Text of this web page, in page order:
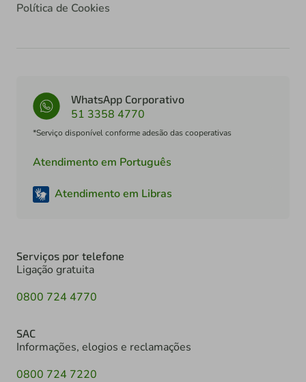
Política de Cookies
WhatsApp Corporativo
51 3358 4770
*Serviço disponível conforme adesão das cooperativas
Atendimento em Português
Atendimento em Libras
Serviços por telefone
Ligação gratuita
0800 724 4770
SAC
Informações, elogios e reclamações
0800 724 7220